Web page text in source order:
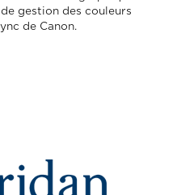
gestion des couleurs
de Canon.